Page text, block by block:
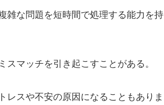
雑な問題を短時間で処理する能力を持
マッチを引き起こすことがある。
レスや不安の原因になることもありま